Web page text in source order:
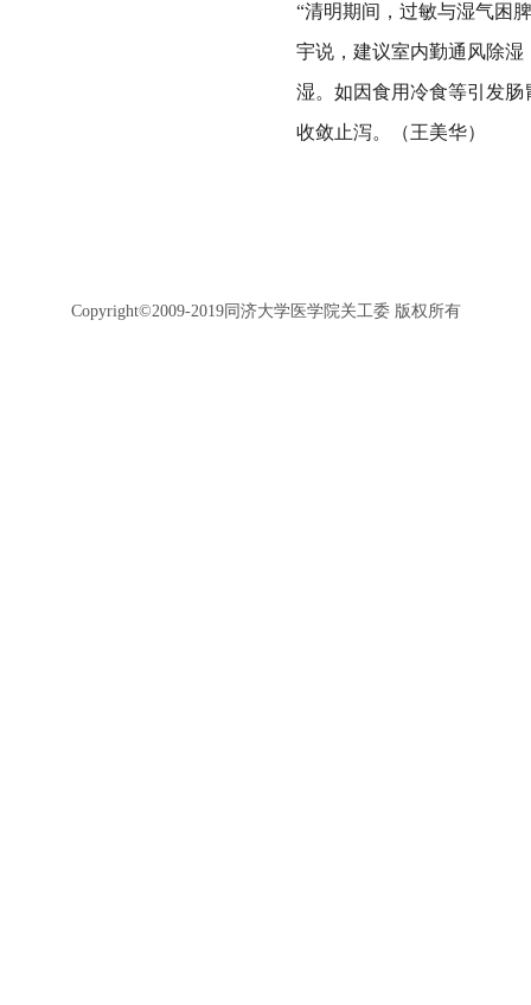
“清明期间，过敏与湿气困
宇说，建议室内勤通风除
湿。如因食用冷食等引发
收敛止泻。（王美华）
Copyright©2009-2019同济大学医学院关工委 版权所有